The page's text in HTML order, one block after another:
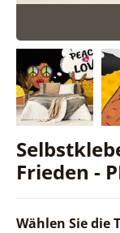
Frieden -
Wählen Sie die